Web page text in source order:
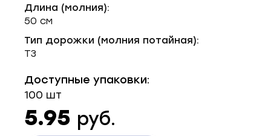
Запчасти для швейного оборудования
Запчасти: иглы
Установочное оборудование
Длина (молния):
50 см
Тип дорожки (молния потайная):
Т3
Доступные упаковки:
100 шт
5.95 руб.